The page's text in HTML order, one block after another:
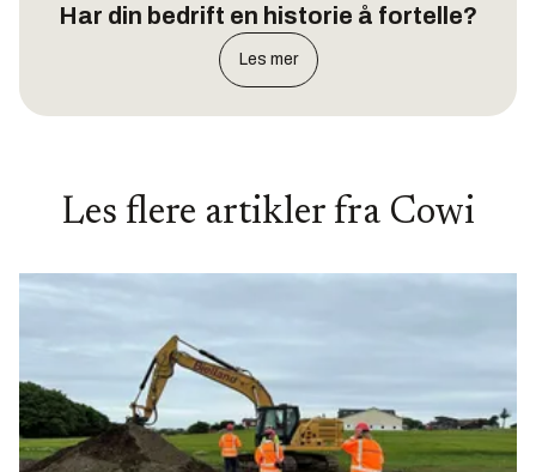
Har din bedrift en historie å fortelle?
Les mer
Les flere artikler fra Cowi